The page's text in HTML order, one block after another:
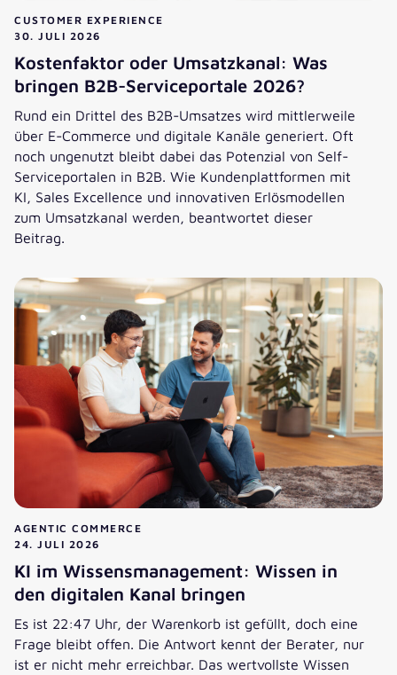
CUSTOMER EXPERIENCE
30. JULI 2026
Kostenfaktor oder Umsatzkanal: Was
bringen B2B-Serviceportale 2026?
Rund ein Drittel des B2B-Umsatzes wird mittlerweile
über E-Commerce und digitale Kanäle generiert. Oft
noch ungenutzt bleibt dabei das Potenzial von Self-
Serviceportalen in B2B. Wie Kundenplattformen mit
KI, Sales Excellence und innovativen Erlösmodellen
zum Umsatzkanal werden, beantwortet dieser
Beitrag.
AGENTIC COMMERCE
24. JULI 2026
KI im Wissensmanagement: Wissen in
den digitalen Kanal bringen
Es ist 22:47 Uhr, der Warenkorb ist gefüllt, doch eine
Frage bleibt offen. Die Antwort kennt der Berater, nur
ist er nicht mehr erreichbar. Das wertvollste Wissen